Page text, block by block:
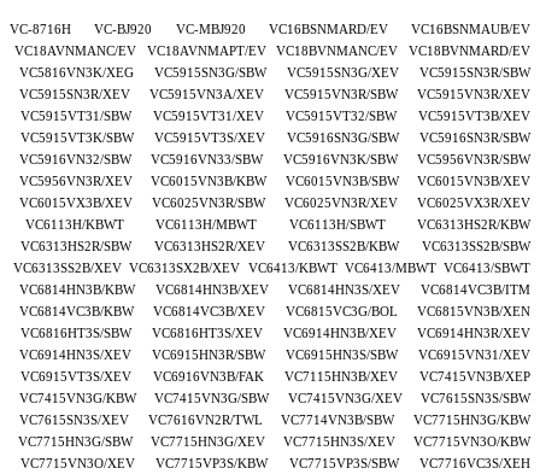
VC-8716H VC-BJ920 VC-MBJ920 VC16BSNMARD/EV VC16BSNMAUB/EV
VC18AVNMANC/EV VC18AVNMAPT/EV VC18BVNMANC/EV VC18BVNMARD/EV
VC5816VN3K/XEG VC5915SN3G/SBW VC5915SN3G/XEV VC5915SN3R/SBW
VC5915SN3R/XEV VC5915VN3A/XEV VC5915VN3R/SBW VC5915VN3R/XEV
VC5915VT31/SBW VC5915VT31/XEV VC5915VT32/SBW VC5915VT3B/XEV
VC5915VT3K/SBW VC5915VT3S/XEV VC5916SN3G/SBW VC5916SN3R/SBW
VC5916VN32/SBW VC5916VN33/SBW VC5916VN3K/SBW VC5956VN3R/SBW
VC5956VN3R/XEV VC6015VN3B/KBW VC6015VN3B/SBW VC6015VN3B/XEV
VC6015VX3B/XEV VC6025VN3R/SBW VC6025VN3R/XEV VC6025VX3R/XEV
VC6113H/KBWT VC6113H/MBWT VC6113H/SBWT VC6313HS2R/KBW
VC6313HS2R/SBW VC6313HS2R/XEV VC6313SS2B/KBW VC6313SS2B/SBW
VC6313SS2B/XEV VC6313SX2B/XEV VC6413/KBWT VC6413/MBWT VC6413/SBWT
VC6814HN3B/KBW VC6814HN3B/XEV VC6814HN3S/XEV VC6814VC3B/ITM
VC6814VC3B/KBW VC6814VC3B/XEV VC6815VC3G/BOL VC6815VN3B/XEN
VC6816HT3S/SBW VC6816HT3S/XEV VC6914HN3B/XEV VC6914HN3R/XEV
VC6914HN3S/XEV VC6915HN3R/SBW VC6915HN3S/SBW VC6915VN31/XEV
VC6915VT3S/XEV VC6916VN3B/FAK VC7115HN3B/XEV VC7415VN3B/XEP
VC7415VN3G/KBW VC7415VN3G/SBW VC7415VN3G/XEV VC7615SN3S/SBW
VC7615SN3S/XEV VC7616VN2R/TWL VC7714VN3B/SBW VC7715HN3G/KBW
VC7715HN3G/SBW VC7715HN3G/XEV VC7715HN3S/XEV VC7715VN3O/KBW
VC7715VN3O/XEV VC7715VP3S/KBW VC7715VP3S/SBW VC7716VC3S/XEH